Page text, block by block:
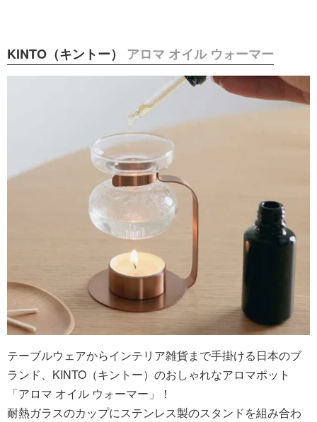
KINTO（キントー） アロマ オイル ウォーマー
テーブルウェアからインテリア雑貨まで手掛ける日本のブ
ランド、KINTO（キントー）のおしゃれなアロマポット
「アロマ オイル ウォーマー」！
耐熱ガラスのカップにステンレス製のスタンドを組み合わ